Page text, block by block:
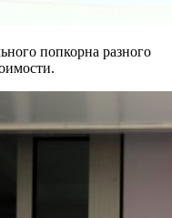
попкорна разного